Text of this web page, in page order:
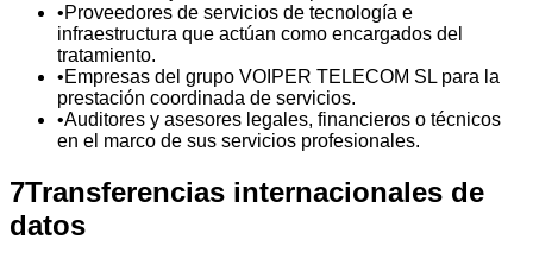
•Proveedores de servicios de tecnología e
infraestructura que actúan como encargados del
tratamiento.
•Empresas del grupo VOIPER TELECOM SL para la
prestación coordinada de servicios.
•Auditores y asesores legales, financieros o técnicos
en el marco de sus servicios profesionales.
7Transferencias internacionales de
datos